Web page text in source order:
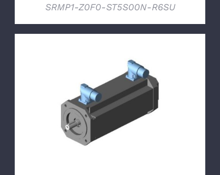
SRMP1-Z0F0-ST5S00N-R6SU
DETTAGLI